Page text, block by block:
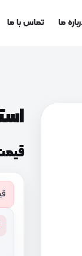
ما تماس با ما